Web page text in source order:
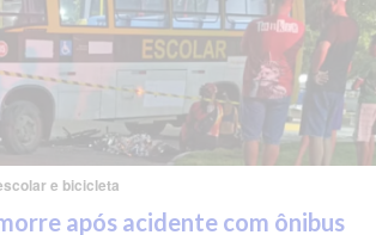
e bicicleta
após acidente com ônibus